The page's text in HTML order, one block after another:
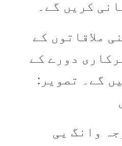
کریں گے۔
ملاقاتوں کے
دورے کے
گے۔ تصویر:
وانگ یی